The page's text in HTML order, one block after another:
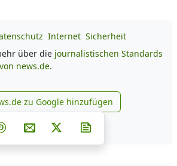
Internet Sicherheit
über die journalistischen Standards
news.de.
news.de zu Google
zu Google hinzufügen
Teilen auf Facebook
Teilen auf Whatsapp
Teilen auf Telegram
Teilen auf Pinterest
Per E-Mail teilen
Post auf X